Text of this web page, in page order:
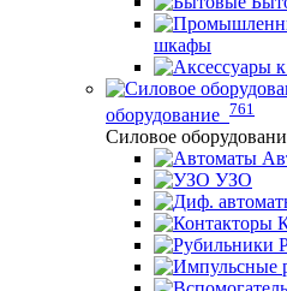
шкафы
оборудование 761
Силовое
УЗО